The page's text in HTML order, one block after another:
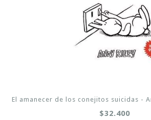
El amanecer de los conejitos suicidas -
$32.400